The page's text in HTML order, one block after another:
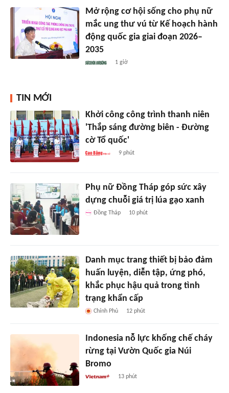
Mở rộng cơ hội sống cho phụ nữ
mắc ung thư vú từ Kế hoạch hành
động quốc gia giai đoạn 2026–
2035
1 giờ
TIN MỚI
Khởi công công trình thanh niên
'Thắp sáng đường biên - Đường
cờ Tổ quốc'
9 phút
Phụ nữ Đồng Tháp góp sức xây
dựng chuỗi giá trị lúa gạo xanh
Đồng Tháp 10 phút
Danh mục trang thiết bị bảo đảm
huấn luyện, diễn tập, ứng phó,
khắc phục hậu quả trong tình
trạng khẩn cấp
Chính Phủ 12 phút
Indonesia nỗ lực khống chế cháy
rừng tại Vườn Quốc gia Núi
Bromo
13 phút